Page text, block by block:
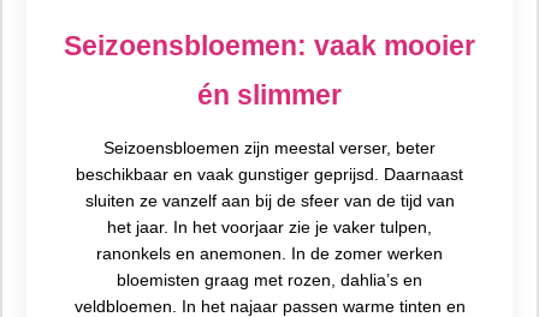
Seizoensbloemen: vaak mooier
én slimmer
Seizoensbloemen zijn meestal verser, beter
beschikbaar en vaak gunstiger geprijsd. Daarnaast
sluiten ze vanzelf aan bij de sfeer van de tijd van
het jaar. In het voorjaar zie je vaker tulpen,
ranonkels en anemonen. In de zomer werken
bloemisten graag met rozen, dahlia’s en
veldbloemen. In het najaar passen warme tinten en